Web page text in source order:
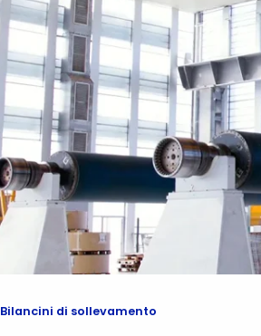
Bilancini di sollevamento